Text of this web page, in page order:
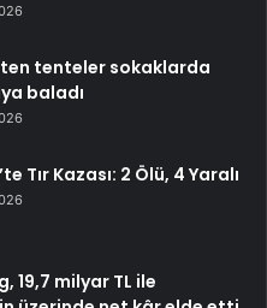
tenteler sokaklarda
baladı
Tır Kazası: 2 Ölü, 4 Yaralı
19,7 milyar TL ile